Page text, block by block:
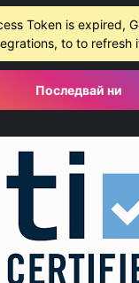
Token is expired,
to to refresh
Последвай ни